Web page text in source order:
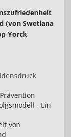
(von Swetlana
Yorck
- Ein
von